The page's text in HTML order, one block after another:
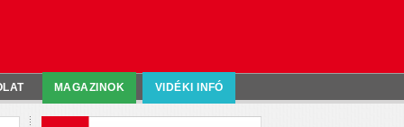
MAGAZINOK VIDÉKI INFÓ